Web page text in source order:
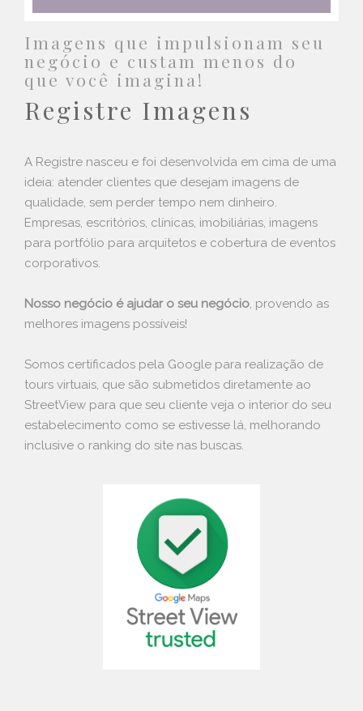
Imagens que impulsionam seu
negócio e custam menos do
que você imagina!
Registre Imagens
A Registre nasceu e foi desenvolvida em cima de uma
ideia: atender clientes que desejam imagens de
qualidade, sem perder tempo nem dinheiro.
Empresas, escritórios, clínicas, imobiliárias, imagens
para portfólio para arquitetos e cobertura de eventos
corporativos.
Nosso negócio é ajudar o seu negócio, provendo as
melhores imagens possíveis!
Somos certificados pela Google para realização de
tours virtuais, que são submetidos diretamente ao
StreetView para que seu cliente veja o interior do seu
estabelecimento como se estivesse lá, melhorando
inclusive o ranking do site nas buscas.